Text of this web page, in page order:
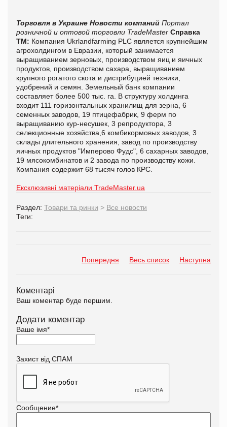
Торговля в Украине Новости компаний Портал
розничной и оптовой торговли TradeMaster Справка
ТМ: Компания Ukrlandfarming PLC является крупнейшим
агрохолдингом в Евразии, который занимается
выращиванием зерновых, производством яиц и яичных
продуктов, производством сахара, выращиванием
крупного рогатого скота и дистрибуцией техники,
удобрений и семян. Земельный банк компании
составляет более 500 тыс. га. В структуру холдинга
входит 111 горизонтальных хранилищ для зерна, 6
семенных заводов, 19 птицефабрик, 9 ферм по
выращиванию кур-несушек, 3 репродуктора, 3
селекционные хозяйства,6 комбикормовых заводов, 3
склады длительного хранения, завод по производству
яичных продуктов "Имперово Фудс", 6 сахарных заводов,
19 мясокомбинатов и 2 завода по производству кожи.
Компания содержит 68 тысяч голов КРС.
Ексклюзивні матеріали TradeMaster.ua
Раздел: Товари та ринки > Все новости
Теги:
Попередня Весь список Наступна
Коментарі
Ваш коментар буде першим.
Додати коментар
Ваше імя*
Захист від СПАМ
Сообщение*